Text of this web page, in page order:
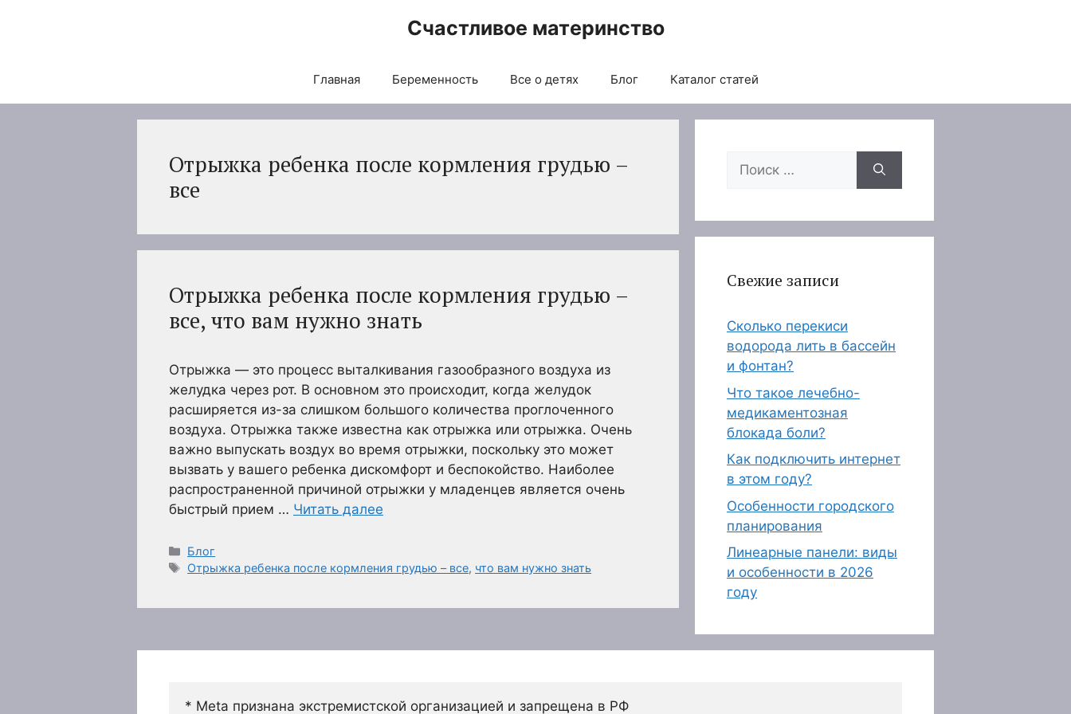
Счастливое материнство
Главная Беременность Все о детях Блог Каталог статей
Отрыжка ребенка после кормления грудью –
все
Отрыжка ребенка после кормления грудью –
все, что вам нужно знать
Отрыжка — это процесс выталкивания газообразного воздуха из
желудка через рот. В основном это происходит, когда желудок
расширяется из-за слишком большого количества проглоченного
воздуха. Отрыжка также известна как отрыжка или отрыжка. Очень
важно выпускать воздух во время отрыжки, поскольку это может
вызвать у вашего ребенка дискомфорт и беспокойство. Наиболее
распространенной причиной отрыжки у младенцев является очень
быстрый прием … Читать далее
Рубрики
Блог
Метки
Отрыжка ребенка после кормления грудью – все, что вам нужно знать
Поиск:
Свежие записи
Сколько перекиси
водорода лить в бассейн
и фонтан?
Что такое лечебно-
медикаментозная
блокада боли?
Как подключить интернет
в этом году?
Особенности городского
планирования
Линеарные панели: виды
и особенности в 2026
году
* Meta признана экстремистской организацией и запрещена в РФ